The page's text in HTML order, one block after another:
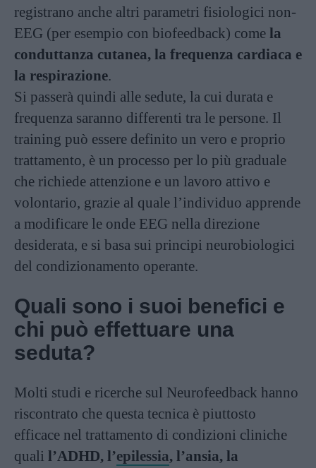
registrano anche altri parametri fisiologici non-
EEG (per esempio con biofeedback) come la
conduttanza cutanea, la frequenza cardiaca e
la respirazione.
Si passerà quindi alle sedute, la cui durata e
frequenza saranno differenti tra le persone. Il
training può essere definito un vero e proprio
trattamento, è un processo per lo più graduale
che richiede attenzione e un lavoro attivo e
volontario, grazie al quale l’individuo apprende
a modificare le onde EEG nella direzione
desiderata, e si basa sui principi neurobiologici
del condizionamento operante.
Quali sono i suoi benefici e
chi può effettuare una
seduta?
Molti studi e ricerche sul Neurofeedback hanno
riscontrato che questa tecnica è piuttosto
efficace nel trattamento di condizioni cliniche
quali l’ADHD, l’epilessia, l’ansia, la